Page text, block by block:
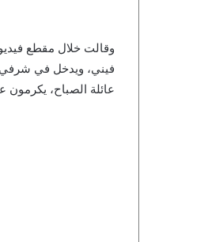
وقالت خلال مقطع
فيني، ويدخل في
عائلة الصباح، يكرمون